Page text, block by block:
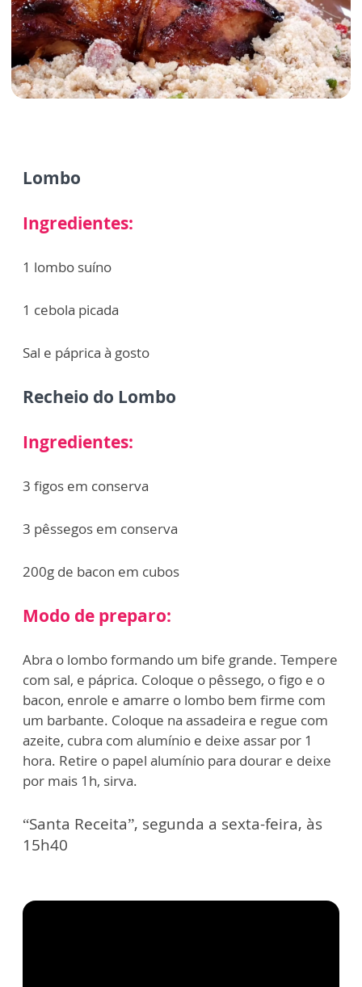
Lombo
Ingredientes:
1 lombo suíno
1 cebola picada
Sal e páprica à gosto
Recheio do Lombo
Ingredientes:
3 figos em conserva
3 pêssegos em conserva
200g de bacon em cubos
Modo de preparo:
Abra o lombo formando um bife grande. Tempere
com sal, e páprica. Coloque o pêssego, o figo e o
bacon, enrole e amarre o lombo bem firme com
um barbante. Coloque na assadeira e regue com
azeite, cubra com alumínio e deixe assar por 1
hora. Retire o papel alumínio para dourar e deixe
por mais 1h, sirva.
“Santa Receita”, segunda a sexta-feira, às
15h40